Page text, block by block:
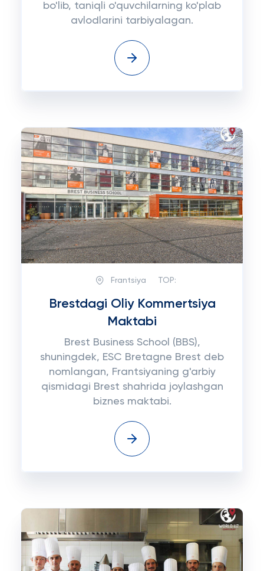
bo'lib, taniqli o'quvchilarning ko'plab
avlodlarini tarbiyalagan.
Frantsiya TOP:
Brestdagi Oliy Kommertsiya
Maktabi
Brest Business School (BBS),
shuningdek, ESC Bretagne Brest deb
nomlangan, Frantsiyaning g'arbiy
qismidagi Brest shahrida joylashgan
biznes maktabi.